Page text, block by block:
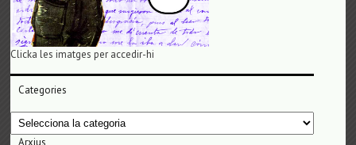
Clicka les imatges per accedir-hi
Categories
Categories